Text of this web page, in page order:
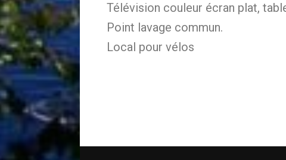
Télévision couleur écran plat,
Point lavage commun.
Local pour vélos